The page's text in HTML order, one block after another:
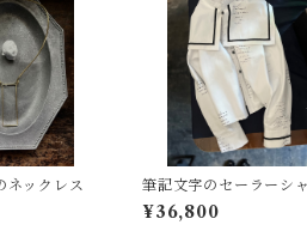
ネックレス 筆記文字のセーラーシ
¥36,800